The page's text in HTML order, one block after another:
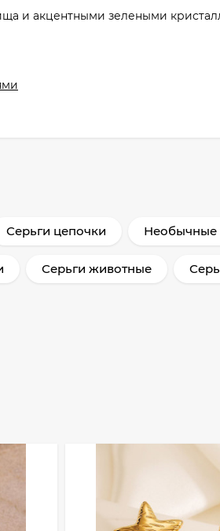
и акцентными зелеными
Серьги цепочки Необычные
Серьги животные